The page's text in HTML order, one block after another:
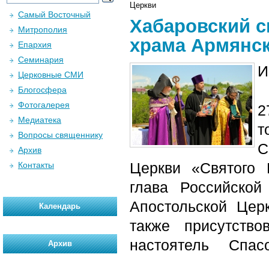
Церкви
Хабаровский
храма
Церкви «Святого
глава
Апостольской
также
настоятель
Самый Восточный
Митрополия
Епархия
Семинария
Церковные СМИ
Блогосфера
Фотогалерея
Медиатека
Вопросы священнику
Архив
Контакты
Календарь
Архив